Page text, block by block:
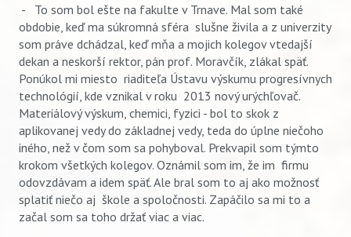
- To som bol ešte na fakulte v Trnave. Mal som také
obdobie, keď ma súkromná sféra slušne živila a z univerzity
som práve dchádzal, keď mňa a mojich kolegov vtedajší
dekan a neskorší rektor, pán prof. Moravčík, zlákal späť.
Ponúkol mi miesto riaditeľa Ústavu výskumu progresívnych
technológií, kde vznikal v roku 2013 nový urýchľovač.
Materiálový výskum, chemici, fyzici - bol to skok z
aplikovanej vedy do základnej vedy, teda do úplne niečoho
iného, než v čom som sa pohyboval. Prekvapil som týmto
krokom všetkých kolegov. Oznámil som im, že im firmu
odovzdávam a idem späť. Ale bral som to aj ako možnosť
splatiť niečo aj škole a spoločnosti. Zapáčilo sa mi to a
začal som sa toho držať viac a viac.